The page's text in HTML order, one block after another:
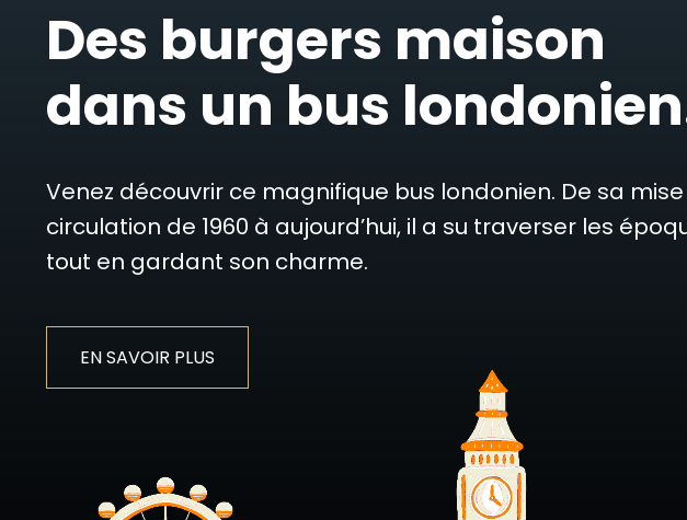
Des burgers maison
dans un bus
Venez découvrir ce magnifique bus londonien. De sa
circulation de 1960 à aujourd’hui, il a su traverser les
tout en gardant son charme.
EN SAVOIR PLUS